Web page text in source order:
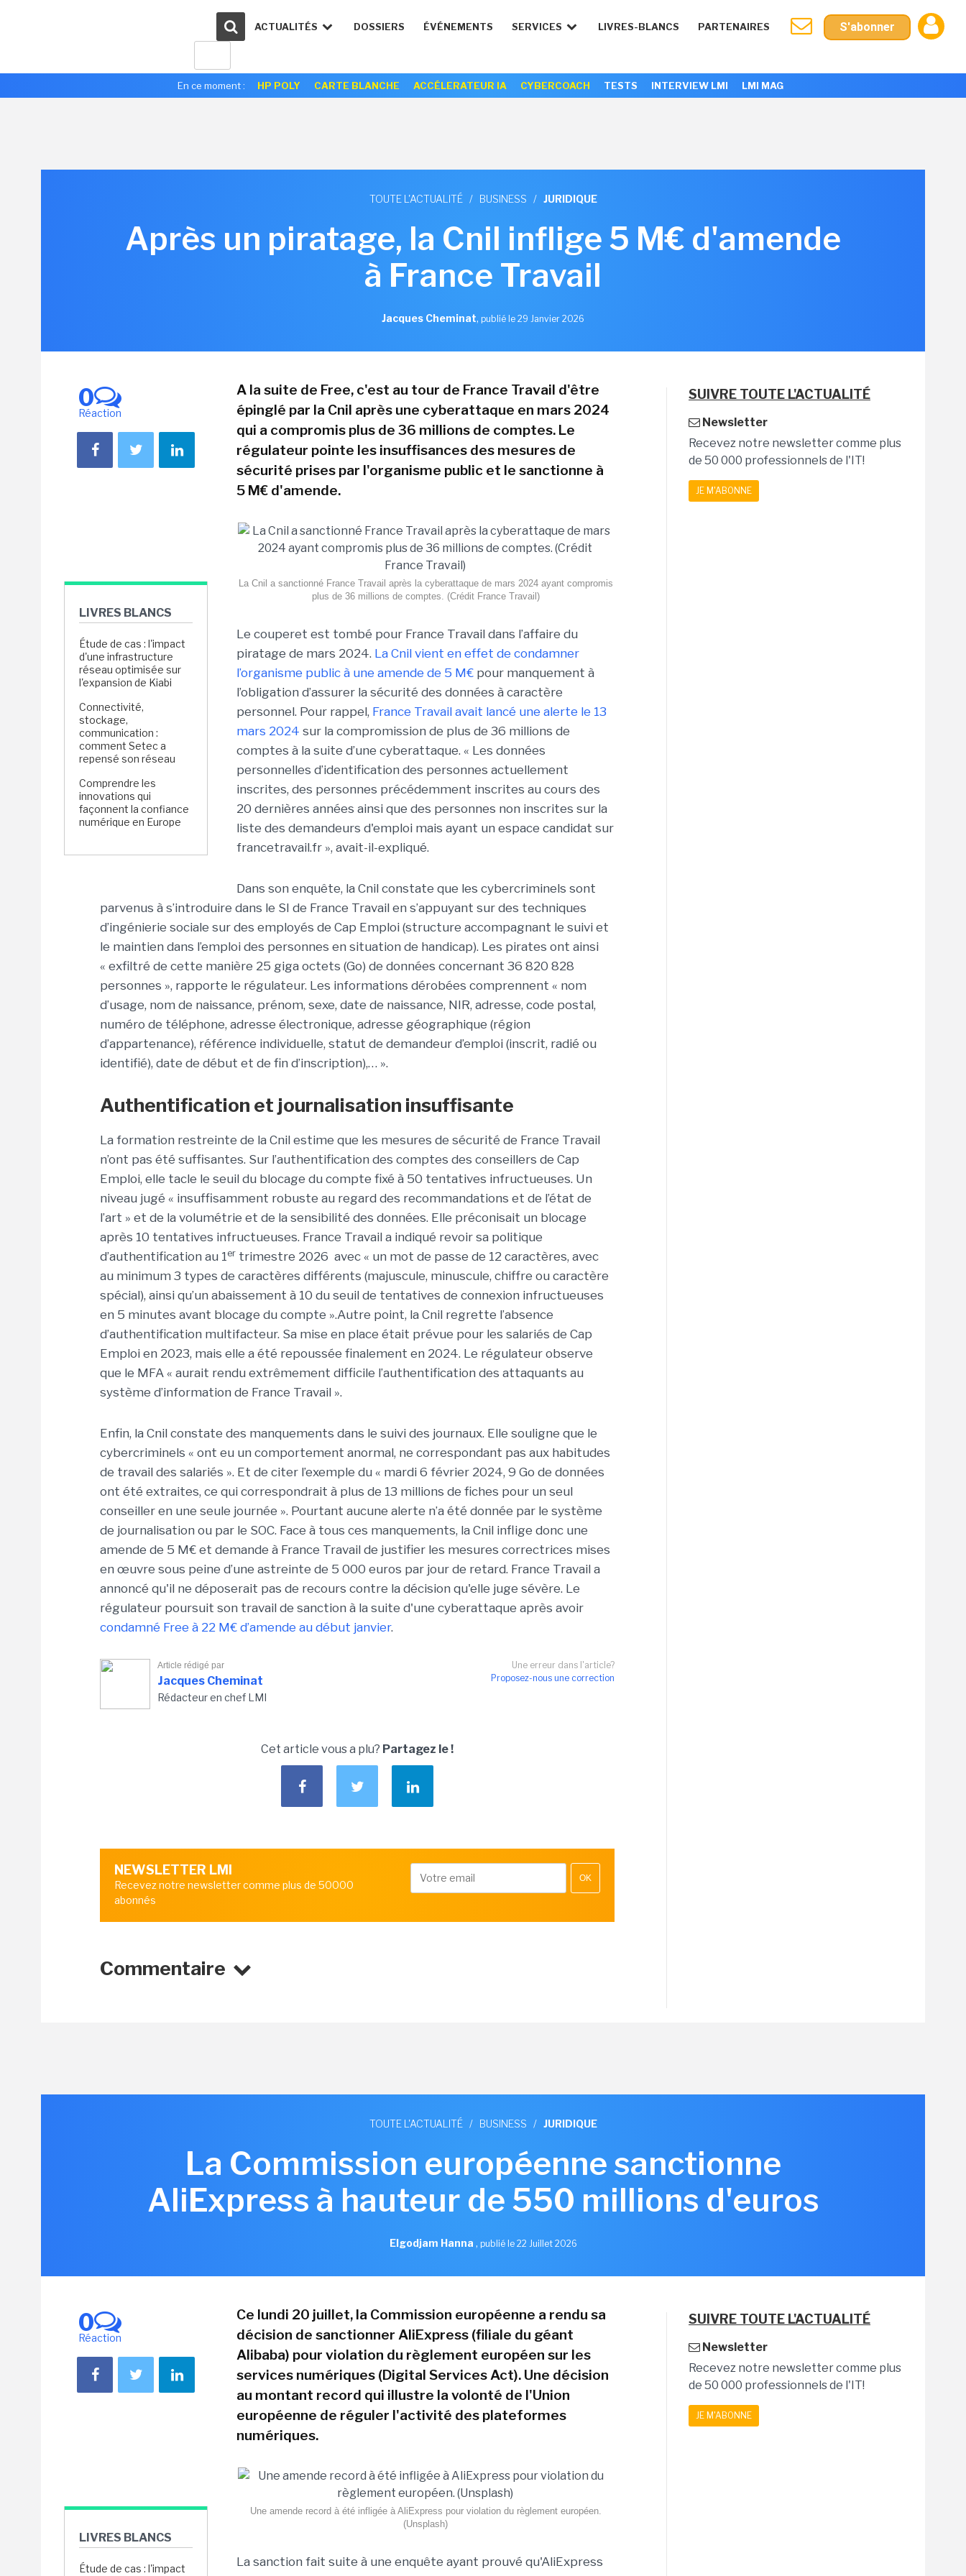
ACTUALITÉS DOSSIERS ÉVÉNEMENTS SERVICES LIVRES-BLANCS PARTENAIRES S'abonner
En ce moment : HP POLY CARTE BLANCHE ACCÉLERATEUR IA CYBERCOACH TESTS INTERVIEW LMI LMI MAG
TOUTE L'ACTUALITÉ / BUSINESS / JURIDIQUE
Après un piratage, la Cnil inflige 5 M€ d'amende
à France Travail
Jacques Cheminat, publié le 29 Janvier 2026
0
Réaction
LIVRES BLANCS
Étude de cas : l'impact
d'une infrastructure
réseau optimisée sur
l'expansion de Kiabi
Connectivité,
stockage,
communication :
comment Setec a
repensé son réseau
Comprendre les
innovations qui
façonnent la confiance
numérique en Europe
A la suite de Free, c'est au tour de France Travail d'être
épinglé par la Cnil après une cyberattaque en mars 2024
qui a compromis plus de 36 millions de comptes. Le
régulateur pointe les insuffisances des mesures de
sécurité prises par l'organisme public et le sanctionne à
5 M€ d'amende.
La Cnil a sanctionné France Travail après la cyberattaque de mars 2024 ayant compromis
plus de 36 millions de comptes. (Crédit France Travail)
Le couperet est tombé pour France Travail dans l’affaire du
piratage de mars 2024. La Cnil vient en effet de condamner
l’organisme public à une amende de 5 M€ pour manquement à
l’obligation d’assurer la sécurité des données à caractère
personnel. Pour rappel, France Travail avait lancé une alerte le 13
mars 2024 sur la compromission de plus de 36 millions de
comptes à la suite d’une cyberattaque. « Les données
personnelles d’identification des personnes actuellement
inscrites, des personnes précédemment inscrites au cours des
20 dernières années ainsi que des personnes non inscrites sur la
liste des demandeurs d'emploi mais ayant un espace candidat sur
francetravail.fr », avait-il-expliqué.
Dans son enquête, la Cnil constate que les cybercriminels sont
parvenus à s’introduire dans le SI de France Travail en s’appuyant sur des techniques
d’ingénierie sociale sur des employés de Cap Emploi (structure accompagnant le suivi et
le maintien dans l’emploi des personnes en situation de handicap). Les pirates ont ainsi
« exfiltré de cette manière 25 giga octets (Go) de données concernant 36 820 828
personnes », rapporte le régulateur. Les informations dérobées comprennent « nom
d’usage, nom de naissance, prénom, sexe, date de naissance, NIR, adresse, code postal,
numéro de téléphone, adresse électronique, adresse géographique (région
d’appartenance), référence individuelle, statut de demandeur d’emploi (inscrit, radié ou
identifié), date de début et de fin d’inscription),… ».
Authentification et journalisation insuffisante
La formation restreinte de la Cnil estime que les mesures de sécurité de France Travail
n’ont pas été suffisantes. Sur l’authentification des comptes des conseillers de Cap
Emploi, elle tacle le seuil du blocage du compte fixé à 50 tentatives infructueuses. Un
niveau jugé « insuffisamment robuste au regard des recommandations et de l’état de
l’art » et de la volumétrie et de la sensibilité des données. Elle préconisait un blocage
après 10 tentatives infructueuses. France Travail a indiqué revoir sa politique
d’authentification au 1er trimestre 2026 avec « un mot de passe de 12 caractères, avec
au minimum 3 types de caractères différents (majuscule, minuscule, chiffre ou caractère
spécial), ainsi qu’un abaissement à 10 du seuil de tentatives de connexion infructueuses
en 5 minutes avant blocage du compte ».Autre point, la Cnil regrette l’absence
d’authentification multifacteur. Sa mise en place était prévue pour les salariés de Cap
Emploi en 2023, mais elle a été repoussée finalement en 2024. Le régulateur observe
que le MFA « aurait rendu extrêmement difficile l’authentification des attaquants au
système d’information de France Travail ».
Enfin, la Cnil constate des manquements dans le suivi des journaux. Elle souligne que le
cybercriminels « ont eu un comportement anormal, ne correspondant pas aux habitudes
de travail des salariés ». Et de citer l’exemple du « mardi 6 février 2024, 9 Go de données
ont été extraites, ce qui correspondrait à plus de 13 millions de fiches pour un seul
conseiller en une seule journée ». Pourtant aucune alerte n’a été donnée par le système
de journalisation ou par le SOC. Face à tous ces manquements, la Cnil inflige donc une
amende de 5 M€ et demande à France Travail de justifier les mesures correctrices mises
en œuvre sous peine d’une astreinte de 5 000 euros par jour de retard. France Travail a
annoncé qu'il ne déposerait pas de recours contre la décision qu'elle juge sévère. Le
régulateur poursuit son travail de sanction à la suite d'une cyberattaque après avoir
condamné Free à 22 M€ d’amende au début janvier.
Une erreur dans l'article?
Proposez-nous une correction
Article rédigé par
Jacques Cheminat
Rédacteur en chef LMI
Cet article vous a plu? Partagez le !
NEWSLETTER LMI
Recevez notre newsletter comme plus de 50000
abonnés
OK
Commentaire
SUIVRE TOUTE L'ACTUALITÉ
Newsletter
Recevez notre newsletter comme plus
de 50 000 professionnels de l'IT!
JE M'ABONNE
TOUTE L'ACTUALITÉ / BUSINESS / JURIDIQUE
La Commission européenne sanctionne
AliExpress à hauteur de 550 millions d'euros
Elgodjam Hanna , publié le 22 Juillet 2026
0
Réaction
LIVRES BLANCS
Étude de cas : l'impact
Ce lundi 20 juillet, la Commission européenne a rendu sa
décision de sanctionner AliExpress (filiale du géant
Alibaba) pour violation du règlement européen sur les
services numériques (Digital Services Act). Une décision
au montant record qui illustre la volonté de l'Union
européenne de réguler l'activité des plateformes
numériques.
Une amende record à été infligée à AliExpress pour violation du règlement européen.
(Unsplash)
La sanction fait suite à une enquête ayant prouvé qu'AliExpress
SUIVRE TOUTE L'ACTUALITÉ
Newsletter
Recevez notre newsletter comme plus
de 50 000 professionnels de l'IT!
JE M'ABONNE